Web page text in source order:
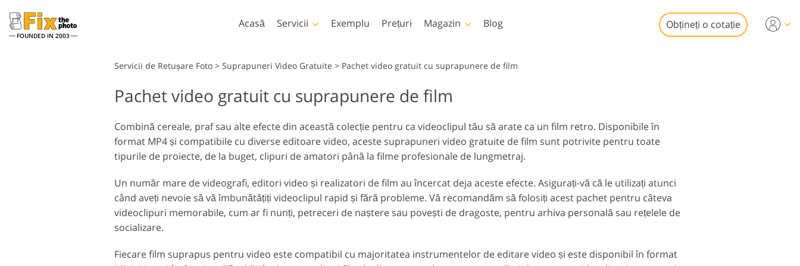
FOUNDED IN 2003
Acasă Servicii
imobiliare
Servicii de editare foto de
Modele generate de
inteligență artificială
pentru îmbrăcăminte
Servicii de manipulare a
imaginilor
Foto Restaurare Servicii
Exemplu Prețuri Magazin
Lightroom
Presetări Lightroom
presetată LR
Cea mai buna afacere
Presets
Photoshop
Acțiuni Photoshop
Suprapuneri Photoshop
Texturi Photoshop
Ps Acțiuni Colecții întregi
Ps Suprapune colecții
întregi
Templates
Șabloane
Carduri de Ziua
Îndrăgostiților
Invitatii de nunta
naștere a copiilor
Blog Obțineți o cotație
Servicii de Retușare Foto > Suprapuneri Video Gratuite > Pachet video gratuit cu suprapunere de film
Pachet video gratuit cu suprapunere de film
Combină cereale, praf sau alte efecte din această colecție pentru ca videoclipul tău să arate ca un film retro. Disponibile în
format MP4 și compatibile cu diverse editoare video, aceste suprapuneri video gratuite de film sunt potrivite pentru toate
tipurile de proiecte, de la buget, clipuri de amatori până la filme profesionale de lungmetraj.
Un număr mare de videografi, editori video și realizatori de film au încercat deja aceste efecte. Asigurați-vă că le utilizați atunci
când aveți nevoie să vă îmbunătățiți videoclipul rapid și fără probleme. Vă recomandăm să folosiți acest pachet pentru câteva
videoclipuri memorabile, cum ar fi nunți, petreceri de naștere sau povești de dragoste, pentru arhiva personală sau rețelele de
socializare.
Fiecare film suprapus pentru video este compatibil cu majoritatea instrumentelor de editare video și este disponibil în format